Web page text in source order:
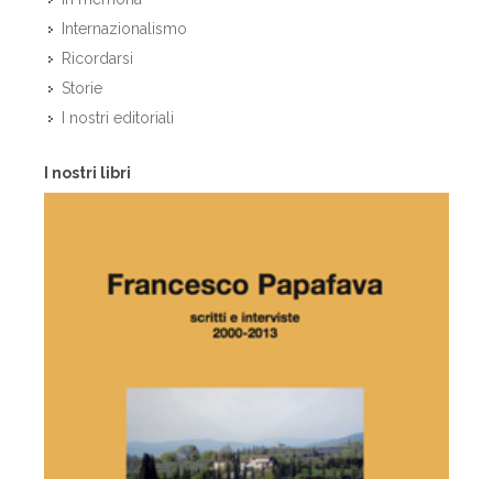
Internazionalismo
Ricordarsi
Storie
I nostri editoriali
I nostri libri